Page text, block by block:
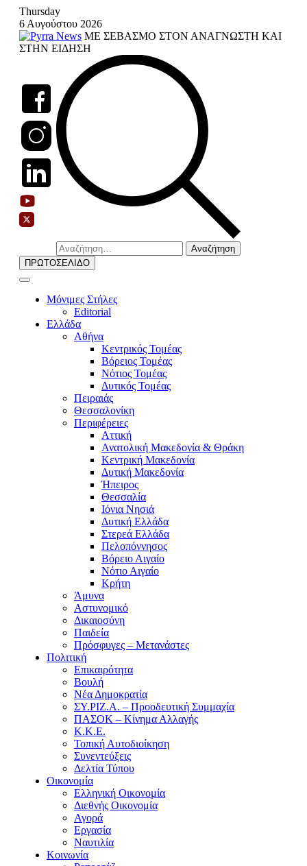
Skip
content
Thursday
6 Αυγούστου 2026
ΜΕ ΣΕΒΑΣΜΟ ΣΤΟΝ ΑΝΑΓΝΩΣΤΗ ΚΑΙ
ΣΤΗΝ ΕΙΔΗΣΗ
Αναζήτηση
για:
ΠΡΩΤΟΣΕΛΙΔΟ
Μόνιμες Στήλες
Editorial
Ελλάδα
Αθήνα
Κεντρικός Τομέας
Βόρειος Τομέας
Νότιος Τομέας
Δυτικός Τομέας
Πειραιάς
Θεσσαλονίκη
Περιφέρειες
Αττική
Ανατολική Μακεδονία & Θράκη
Κεντρική Μακεδονία
Δυτική Μακεδονία
Ήπειρος
Θεσσαλία
Ιόνια Νησιά
Δυτική Ελλάδα
Στερεά Ελλάδα
Πελοπόννησος
Βόρειο Αιγαίο
Νότιο Αιγαίο
Κρήτη
Άμυνα
Αστυνομικό
Δικαιοσύνη
Παιδεία
Πρόσφυγες – Μετανάστες
Πολιτική
Επικαιρότητα
Βουλή
Νέα Δημοκρατία
ΣΥ.ΡΙΖ.Α. – Προοδευτική Συμμαχία
ΠΑΣΟΚ – Κίνημα Αλλαγής
Κ.Κ.Ε.
Τοπική Αυτοδιοίκηση
Συνεντεύξεις
Δελτία Τύπου
Οικονομία
Ελληνική Οικονομία
Διεθνής Οικονομία
Αγορά
Εργασία
Ναυτιλία
Κοινωνία